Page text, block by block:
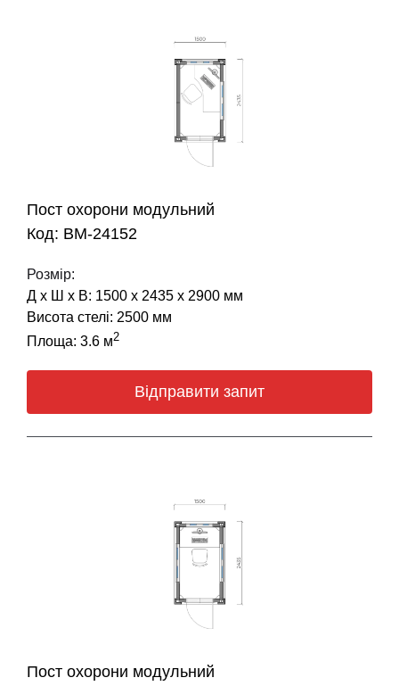
Пост охорони модульний
Код: BM-24152
Розмір:
Д х Ш х В: 1500 х 2435 х 2900 мм
Висота стелі: 2500 мм
Площа: 3.6 м2
Відправити запит
Пост охорони модульний